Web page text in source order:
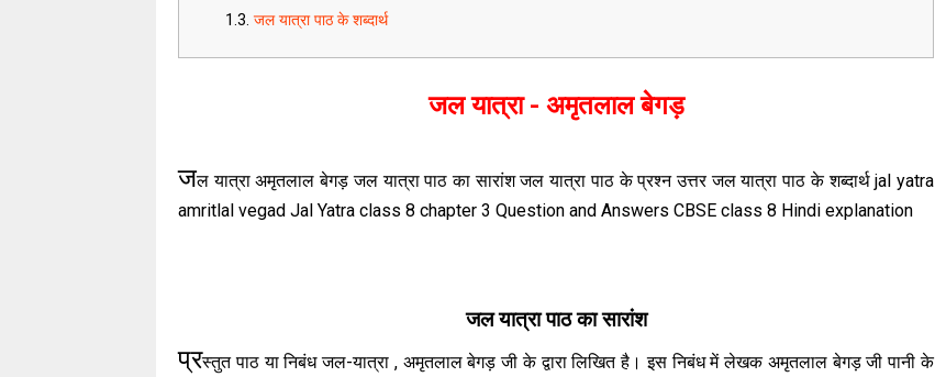
जल यात्रा पाठ के शब्दार्थ
जल यात्रा - अमृतलाल बेगड़
जल यात्रा अमृतलाल बेगड़ जल यात्रा पाठ का सारांश जल यात्रा पाठ के प्रश्न उत्तर जल यात्रा पाठ के शब्दार्थ jal yatra
amritlal vegad Jal Yatra class 8 chapter 3 Question and Answers CBSE class 8 Hindi explanation
जल यात्रा पाठ का सारांश
प्रस्तुत पाठ या निबंध जल-यात्रा , अमृतलाल बेगड़ जी के द्वारा लिखित है। इस निबंध में लेखक अमृतलाल बेगड़ जी पानी के